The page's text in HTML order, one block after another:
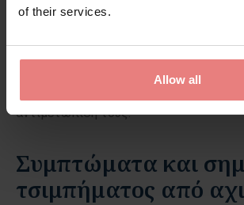
of their services.
Allow all
Οι αχινοί αποτελούν
Έχουν μακριά και αιχμηράαγκάθιαπου
σπάσουν στο εσωτερικό του δέρματος
αντιμετώπισή τους.
Συμπτώματα και
τσιμπήματος από